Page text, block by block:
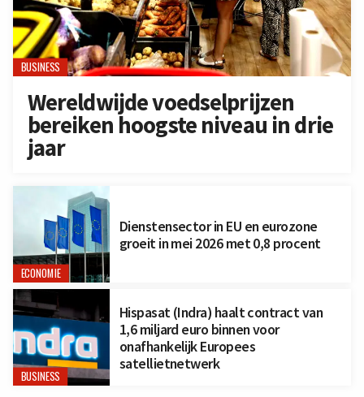
BUSINESS
Wereldwijde voedselprijzen
bereiken hoogste niveau in drie
jaar
ECONOMIE
Dienstensector in EU en eurozone
groeit in mei 2026 met 0,8 procent
BUSINESS
Hispasat (Indra) haalt contract van
1,6 miljard euro binnen voor
onafhankelijk Europees
satellietnetwerk